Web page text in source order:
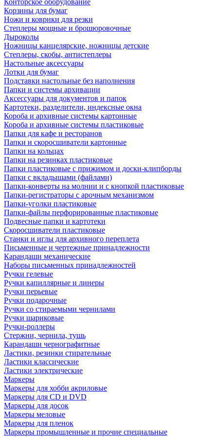
Конторское оборудование
Корзины для бумаг
Ножи и коврики для резки
Степлеры мощные и брошюровочные
Дыроколы
Ножницы канцелярские, ножницы детские
Степлеры, скобы, антистеплеры
Настольные аксессуары
Лотки для бумаг
Подставки настольные без наполнения
Папки и системы архивации
Аксессуары для документов и папок
Картотеки, разделители, индексные окна
Короба и архивные системы картонные
Короба и архивные системы пластиковые
Папки для кафе и ресторанов
Папки и скоросшиватели картонные
Папки на кольцах
Папки на резинках пластиковые
Папки пластиковые с прижимом и доски-клипборды
Папки с вкладышами (файлами)
Папки-конверты на молнии и с кнопкой пластиковые
Папки-регистраторы с арочным механизмом
Папки-уголки пластиковые
Папки-файлы перфорированные пластиковые
Подвесные папки и картотеки
Скоросшиватели пластиковые
Станки и иглы для архивного переплета
Письменные и чертежные принадлежности
Карандаши механические
Наборы письменных принадлежностей
Ручки гелевые
Ручки капиллярные и линеры
Ручки перьевые
Ручки подарочные
Ручки со стираемыми чернилами
Ручки шариковые
Ручки-роллеры
Стержни, чернила, тушь
Карандаши чернографитные
Ластики, резинки стирательные
Ластики классические
Ластики электрические
Маркеры
Маркеры для хобби акриловые
Маркеры для CD и DVD
Маркеры для досок
Маркеры меловые
Маркеры для пленок
Маркеры промышленные и прочие специальные